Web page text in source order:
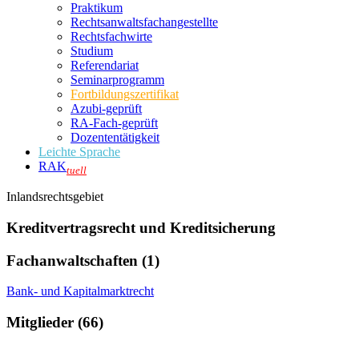
Praktikum
Rechtsanwalts­fachangestellte
Rechtsfachwirte
Studium
Referendariat
Seminarprogramm
Fortbildungszertifikat
Azubi-geprüft
RA-Fach-geprüft
Dozententätigkeit
Leichte Sprache
RAKtuell
Inlandsrechtsgebiet
Kreditvertragsrecht und Kreditsicherung
Fachanwaltschaften (1)
Bank- und Kapitalmarktrecht
Mitglieder (66)